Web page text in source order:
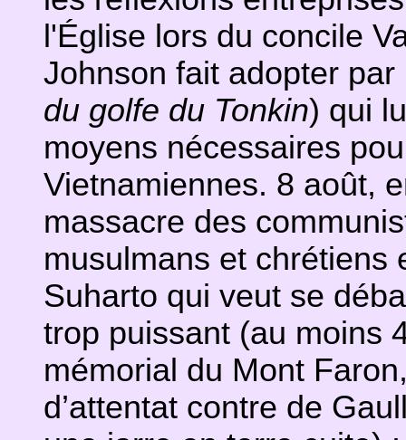
l'Église lors du concile
Johnson fait adopter
du golfe du Tonkin) qui
moyens nécessaires
Vietnamiennes. 8 août,
massacre des
musulmans et chrétiens
Suharto qui veut se
trop puissant (au moins
mémorial du Mont
d’attentat contre de